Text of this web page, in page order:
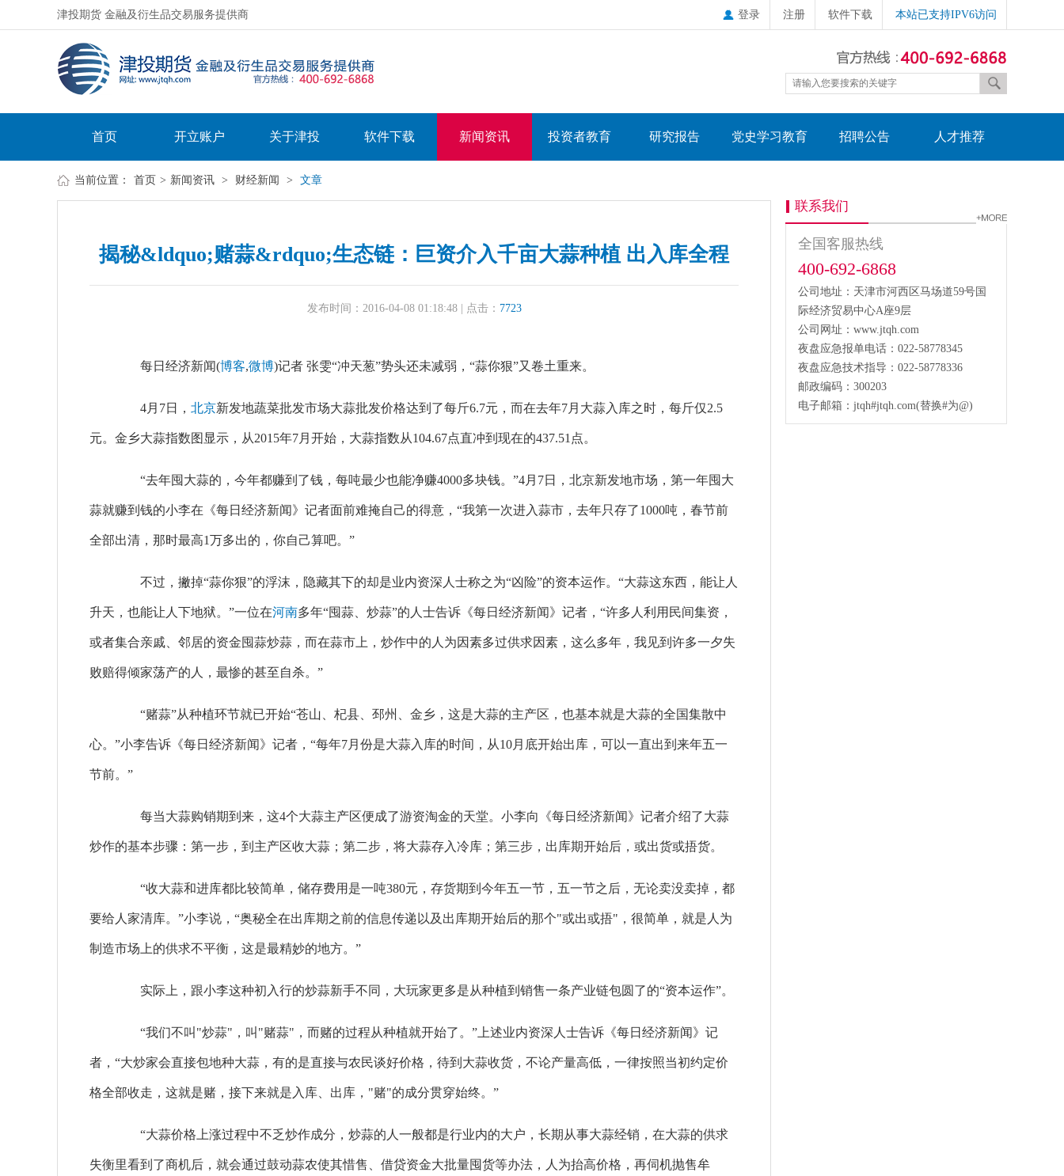
津投期货 金融及衍生品交易服务提供商 登录 注册 软件下载 本站已支持IPV6访问
首页 开立账户 关于津投 软件下载 新闻资讯 投资者教育 研究报告 党史学习教育 招聘公告 人才推荐
当前位置： 首页 > 新闻资讯 > 财经新闻 > 文章
揭秘&ldquo;赌蒜&rdquo;生态链：巨资介入千亩大蒜种植 出入库全程
发布时间：2016-04-08 01:18:48 | 点击： 7723
每日经济新闻(博客,微博)记者 张雯“冲天葱”势头还未减弱，“蒜你狠”又卷土重来。
4月7日， 北京新发地蔬菜批发市场大蒜批发价格达到了每斤6.7元，而在去年7月大蒜入库之时，每斤仅2.5
元。金乡大蒜指数图显示，从2015年7月开始，大蒜指数从104.67点直冲到现在的437.51点。
“去年囤大蒜的，今年都赚到了钱，每吨最少也能净赚4000多块钱。”4月7日，北京新发地市场，第一年囤大
蒜就赚到钱的小李在《每日经济新闻》记者面前难掩自己的得意，“我第一次进入蒜市，去年只存了1000吨，春节前
全部出清，那时最高1万多出的，你自己算吧。”
不过，撇掉“蒜你狠”的浮沫，隐藏其下的却是业内资深人士称之为“凶险”的资本运作。“大蒜这东西，能让人
升天，也能让人下地狱。”一位在河南多年“囤蒜、炒蒜”的人士告诉《每日经济新闻》记者，“许多人利用民间集资，
或者集合亲戚、邻居的资金囤蒜炒蒜，而在蒜市上，炒作中的人为因素多过供求因素，这么多年，我见到许多一夕失
败赔得倾家荡产的人，最惨的甚至自杀。”
“赌蒜”从种植环节就已开始“苍山、杞县、邳州、金乡，这是大蒜的主产区，也基本就是大蒜的全国集散中
心。”小李告诉《每日经济新闻》记者，“每年7月份是大蒜入库的时间，从10月底开始出库，可以一直出到来年五一
节前。”
每当大蒜购销期到来，这4个大蒜主产区便成了游资淘金的天堂。小李向《每日经济新闻》记者介绍了大蒜
炒作的基本步骤：第一步，到主产区收大蒜；第二步，将大蒜存入冷库；第三步，出库期开始后，或出货或捂货。
“收大蒜和进库都比较简单，储存费用是一吨380元，存货期到今年五一节，五一节之后，无论卖没卖掉，都
要给人家清库。”小李说，“奥秘全在出库期之前的信息传递以及出库期开始后的那个"或出或捂"，很简单，就是人为
制造市场上的供求不平衡，这是最精妙的地方。”
实际上，跟小李这种初入行的炒蒜新手不同，大玩家更多是从种植到销售一条产业链包圆了的“资本运作”。
“我们不叫"炒蒜"，叫"赌蒜"，而赌的过程从种植就开始了。”上述业内资深人士告诉《每日经济新闻》记
者，“大炒家会直接包地种大蒜，有的是直接与农民谈好价格，待到大蒜收货，不论产量高低，一律按照当初约定价
格全部收走，这就是赌，接下来就是入库、出库，"赌"的成分贯穿始终。”
“大蒜价格上涨过程中不乏炒作成分，炒蒜的人一般都是行业内的大户，长期从事大蒜经销，在大蒜的供求
失衡里看到了商机后，就会通过鼓动蒜农使其惜售、借贷资金大批量囤货等办法，人为抬高价格，再伺机抛售牟
联系我们
全国客服热线
400-692-6868
公司地址：天津市河西区马场道59号国
际经济贸易中心A座9层
公司网址：www.jtqh.com
夜盘应急报单电话：022-58778345
夜盘应急技术指导：022-58778336
邮政编码：300203
电子邮箱：jtqh#jtqh.com(替换#为@)